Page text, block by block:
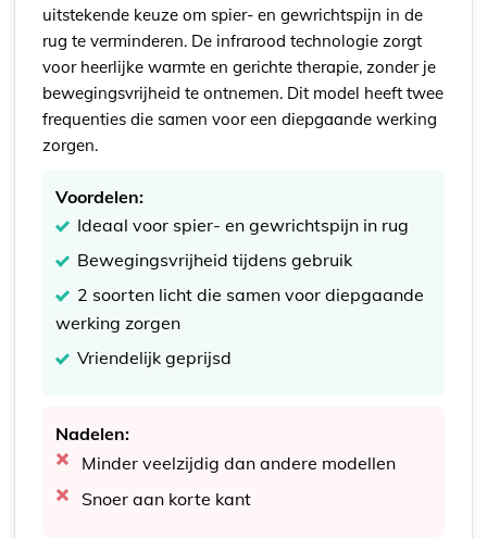
uitstekende keuze om spier- en gewrichtspijn in de
rug te verminderen. De infrarood technologie zorgt
voor heerlijke warmte en gerichte therapie, zonder je
bewegingsvrijheid te ontnemen. Dit model heeft twee
frequenties die samen voor een diepgaande werking
zorgen.
Voordelen:
Ideaal voor spier- en gewrichtspijn in rug
Bewegingsvrijheid tijdens gebruik
2 soorten licht die samen voor diepgaande
werking zorgen
Vriendelijk geprijsd
Nadelen:
Minder veelzijdig dan andere modellen
Snoer aan korte kant